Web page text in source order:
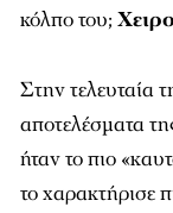
κόλπο του;
Στην τελευταία
αποτελέσματα
ήταν το πιο
το χαρακτήρισε